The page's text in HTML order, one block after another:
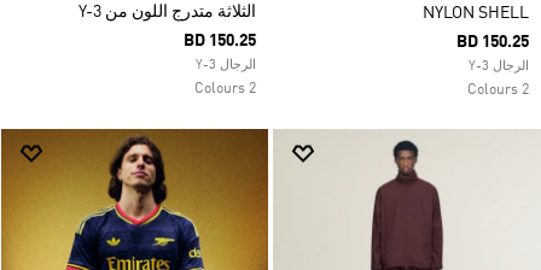
NYLON SHELL
BD 150.25
الرجال Y-3
2 Colours
الثلاثة متدرج اللون من Y-3
BD 150.25
الرجال Y-3
2 Colours